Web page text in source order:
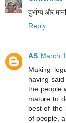
दुर्भाग्य और
Reply
AS March
Making
having
the people
mature to
best of the
of people,